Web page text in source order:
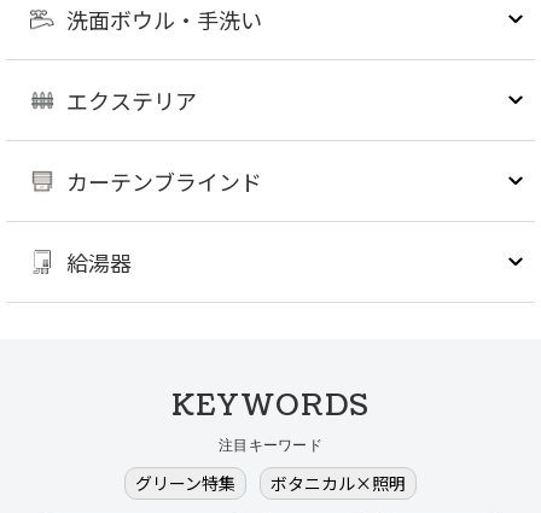
洗面ボウル・手洗い
エクステリア
カーテンブラインド
給湯器
KEYWORDS
注目キーワード
グリーン特集
ボタニカル×照明